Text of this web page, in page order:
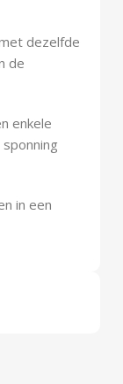
dezelfde
de
enkele
in een